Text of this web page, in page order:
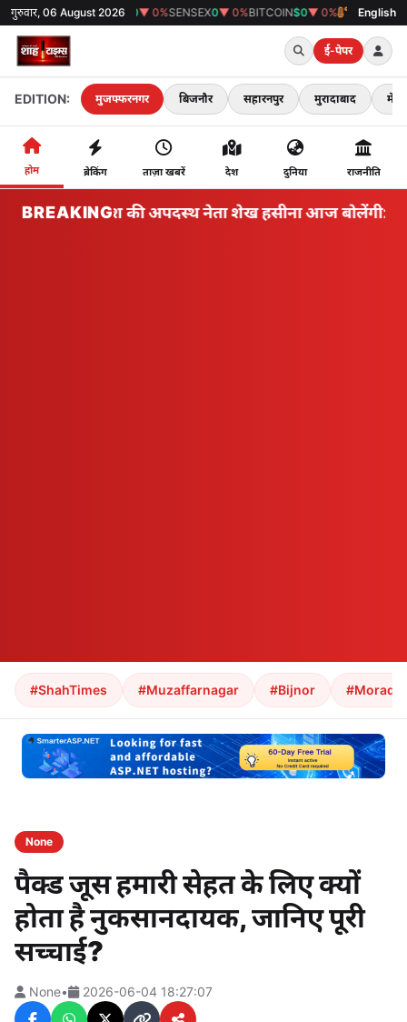
गुरुवार, 06 August 2026
GOLD₹0▼ 0%SENSEX0▼ 0%BITCOIN $0▼ 0% 38°Cमुजफ्फरनगरEnglish
ई-पेपर
EDITION: मुजफ्फरनगर बिजनौर सहारनपुर मुरादाबाद मेरठ
होम ब्रेकिंग ताज़ा खबरें देश दुनिया राजनीति
BREAKING
बांग्लादेश की अपदस्थ नेता शेख हसीना आज बोलेंगी: हम
#ShahTimes #Muzaffarnagar #Bijnor
None
पैक्ड जूस हमारी सेहत के लिए क्यों
होता है नुकसानदायक, जानिए पूरी
सच्चाई?
None• 2026-06-04 18:27:07